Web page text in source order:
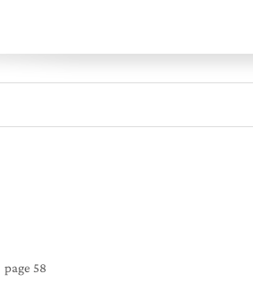
page 58